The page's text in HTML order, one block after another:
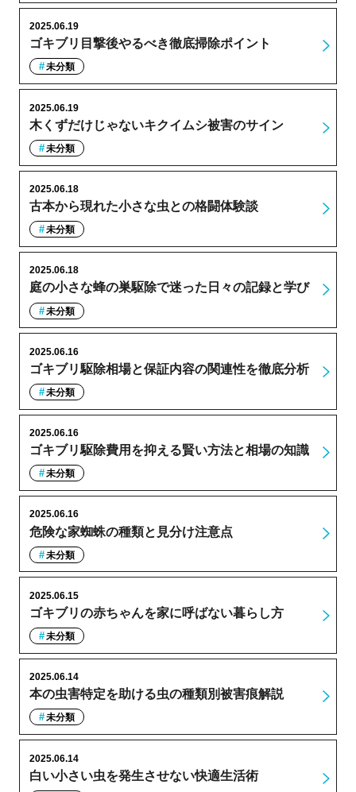
ゴキブリ目撃後やるべき徹底掃除ポイント
2025.06.19
未分類
木くずだけじゃないキクイムシ被害のサイン
2025.06.19
未分類
古本から現れた小さな虫との格闘体験談
2025.06.18
未分類
庭の小さな蜂の巣駆除で迷った日々の記録と学び
2025.06.18
未分類
ゴキブリ駆除相場と保証内容の関連性を徹底分析
2025.06.16
未分類
ゴキブリ駆除費用を抑える賢い方法と相場の知識
2025.06.16
未分類
危険な家蜘蛛の種類と見分け注意点
2025.06.16
未分類
ゴキブリの赤ちゃんを家に呼ばない暮らし方
2025.06.15
未分類
本の虫害特定を助ける虫の種類別被害痕解説
2025.06.14
未分類
白い小さい虫を発生させない快適生活術
2025.06.14